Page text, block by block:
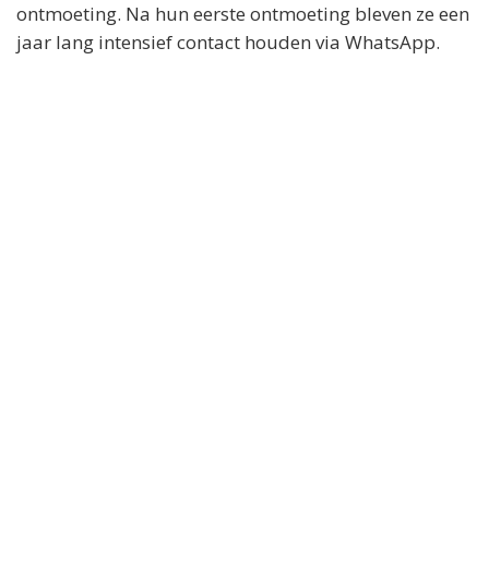
ontmoeting. Na hun eerste ontmoeting bleven ze een
jaar lang intensief contact houden via WhatsApp.